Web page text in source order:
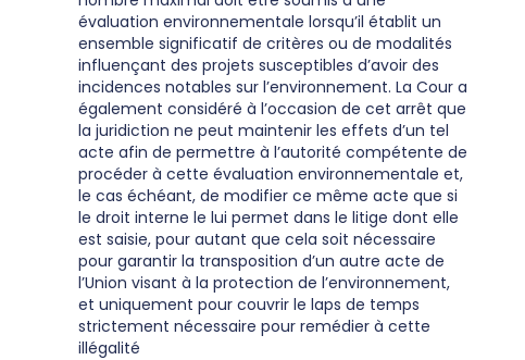
évaluation environnementale lorsqu’il établit un
ensemble significatif de critères ou de modalités
influençant des projets susceptibles d’avoir des
incidences notables sur l’environnement. La Cour a
également considéré à l’occasion de cet arrêt que
la juridiction ne peut maintenir les effets d’un tel
acte afin de permettre à l’autorité compétente de
procéder à cette évaluation environnementale et,
le cas échéant, de modifier ce même acte que si
le droit interne le lui permet dans le litige dont elle
est saisie, pour autant que cela soit nécessaire
pour garantir la transposition d’un autre acte de
l’Union visant à la protection de l’environnement,
et uniquement pour couvrir le laps de temps
strictement nécessaire pour remédier à cette
illégalité